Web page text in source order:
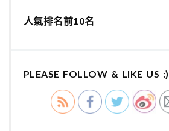
人氣排名前10名
PLEASE FOLLOW & LIKE US :)